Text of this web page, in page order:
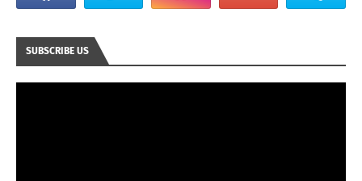
SUBSCRIBE US